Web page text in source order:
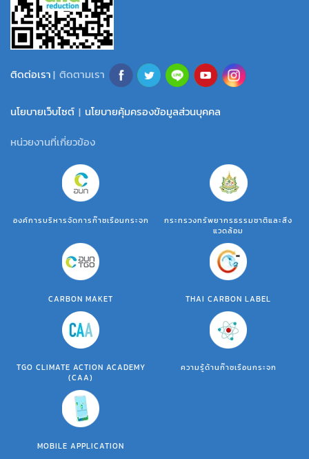
ติดต่อเรา| ติดตามเรา
นโยบายเว็บไซต์ | นโยบายคุ้มครองข้อมูลส่วนบุคคล
หน่วยงานที่เกี่ยวข้อง
องค์การบริหารจัดการก๊าซเรือนกระจก
กระทรวงทรัพยากรธรรมชาติและสิ่ง
แวดล้อม
CARBON MAKET THAI CARBON LABEL
TGO CLIMATE ACTION ACADEMY
(CAA)
ความรู้ด้านก๊าซเรือนกระจก
MOBILE APPLICATION